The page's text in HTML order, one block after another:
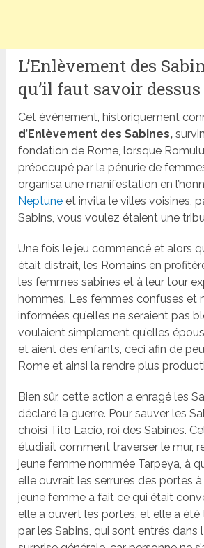
L’Enlèvement des
qu’il faut savoir dessus
Cet événement, historiquement
d’Enlèvement des Sabines,
fondation de Rome, lorsque
préoccupé par la pénurie de
organisa une manifestation en
Neptune et invita le villes voisines,
Sabins, vous voulez étaient une
Une fois le jeu commencé et alors
était distrait, les Romains en
les femmes sabines et à leur tour
hommes. Les femmes confuses et
informées qu’elles ne seraient pas
voulaient simplement qu’elles
et aient des enfants, ceci afin de
Rome et ainsi la rendre plus
Bien sûr, cette action a enragé les
déclaré la guerre. Pour sauver les
choisi Tito Lacio, roi des Sabines.
étudiait comment traverser le mur,
jeune femme nommée Tarpeya, à
elle ouvrait les serrures des portes
jeune femme a fait ce qui était
elle a ouvert les portes, et elle a été
par les Sabins, qui sont entrés dans